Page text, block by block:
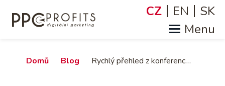
hlavnímu
Jazyky
CZ EN SK
Drobečková
Domů Blog Rychlý přehled z konference F8: Co potřebujete vědět o Facebooku?